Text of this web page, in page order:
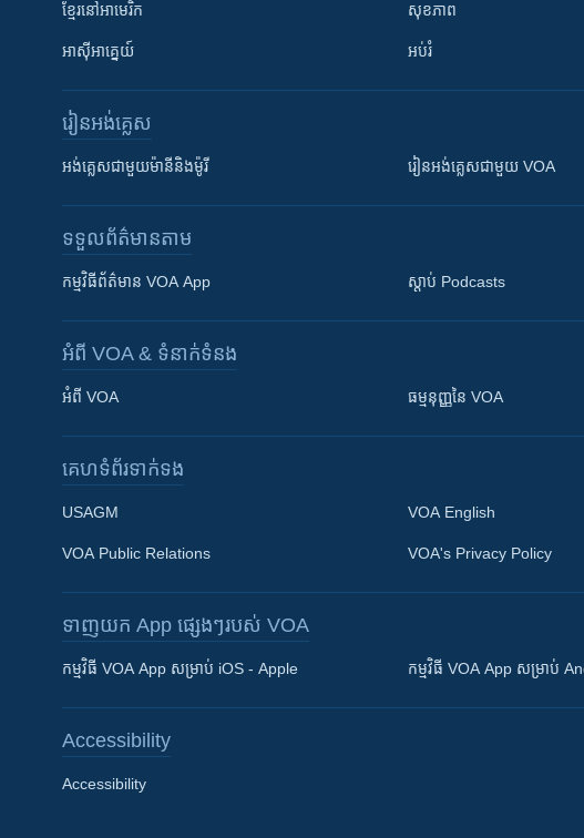
Khmer English
ភាសា
ខ្មែរ​នៅអាមេរិក
អាស៊ីអាគ្នេយ៍
សុខភាព
អប់រំ
រៀន​​អង់គ្លេស
អង់គ្លេស​ជាមួយ​ម៉ានី​និង​ម៉ូរី រៀន​​​​​​អង់គ្លេស​​ជាមួយ VOA
ទទួល​ព័ត៌មាន​តាម
កម្មវិធី​ព័ត៌មាន VOA App ស្តាប់ Podcasts
អំពី​ VOA & ទំនាក់ទំនង
អំពី​ VOA ធម្មនុញ្ញ​នៃ VOA
គេហទំព័រ​​ទាក់ទង
USAGM
VOA Public Relations
VOA English
VOA's Privacy Policy
ទាញយក​ App ផ្សេងៗ​របស់​ VOA
កម្មវិធី​ VOA App សម្រាប់ iOS - Apple កម្មវិធី​ VOA App សម្រាប់
Accessibility
Accessibility